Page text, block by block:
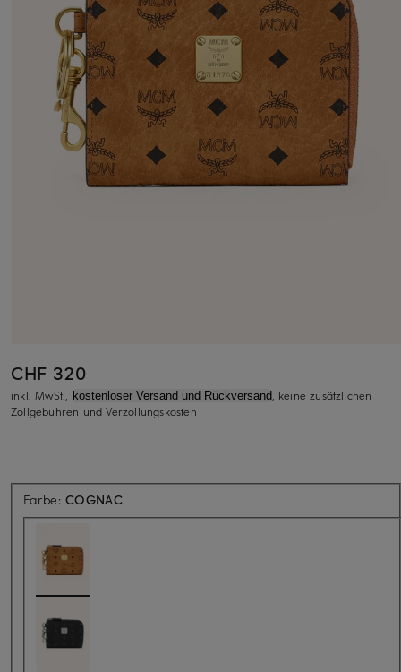
CHF 320
inkl. MwSt., kostenloser Versand und Rückversand, keine zusätzlichen
Zollgebühren und Verzollungskosten
Farbe:COGNAC